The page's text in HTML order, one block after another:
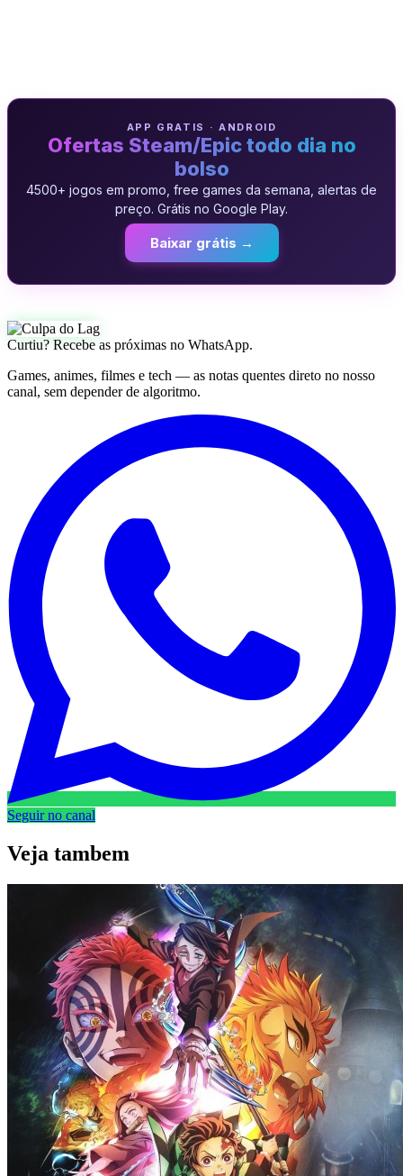
APP GRATIS · ANDROID
Ofertas Steam/Epic todo dia no
bolso
4500+ jogos em promo, free games da semana, alertas de
preço. Grátis no Google Play.
Baixar grátis →
Curtiu? Recebe as próximas no WhatsApp.
Games, animes, filmes e tech — as notas quentes direto no nosso
canal, sem depender de algoritmo.
Seguir no canal
Veja tambem